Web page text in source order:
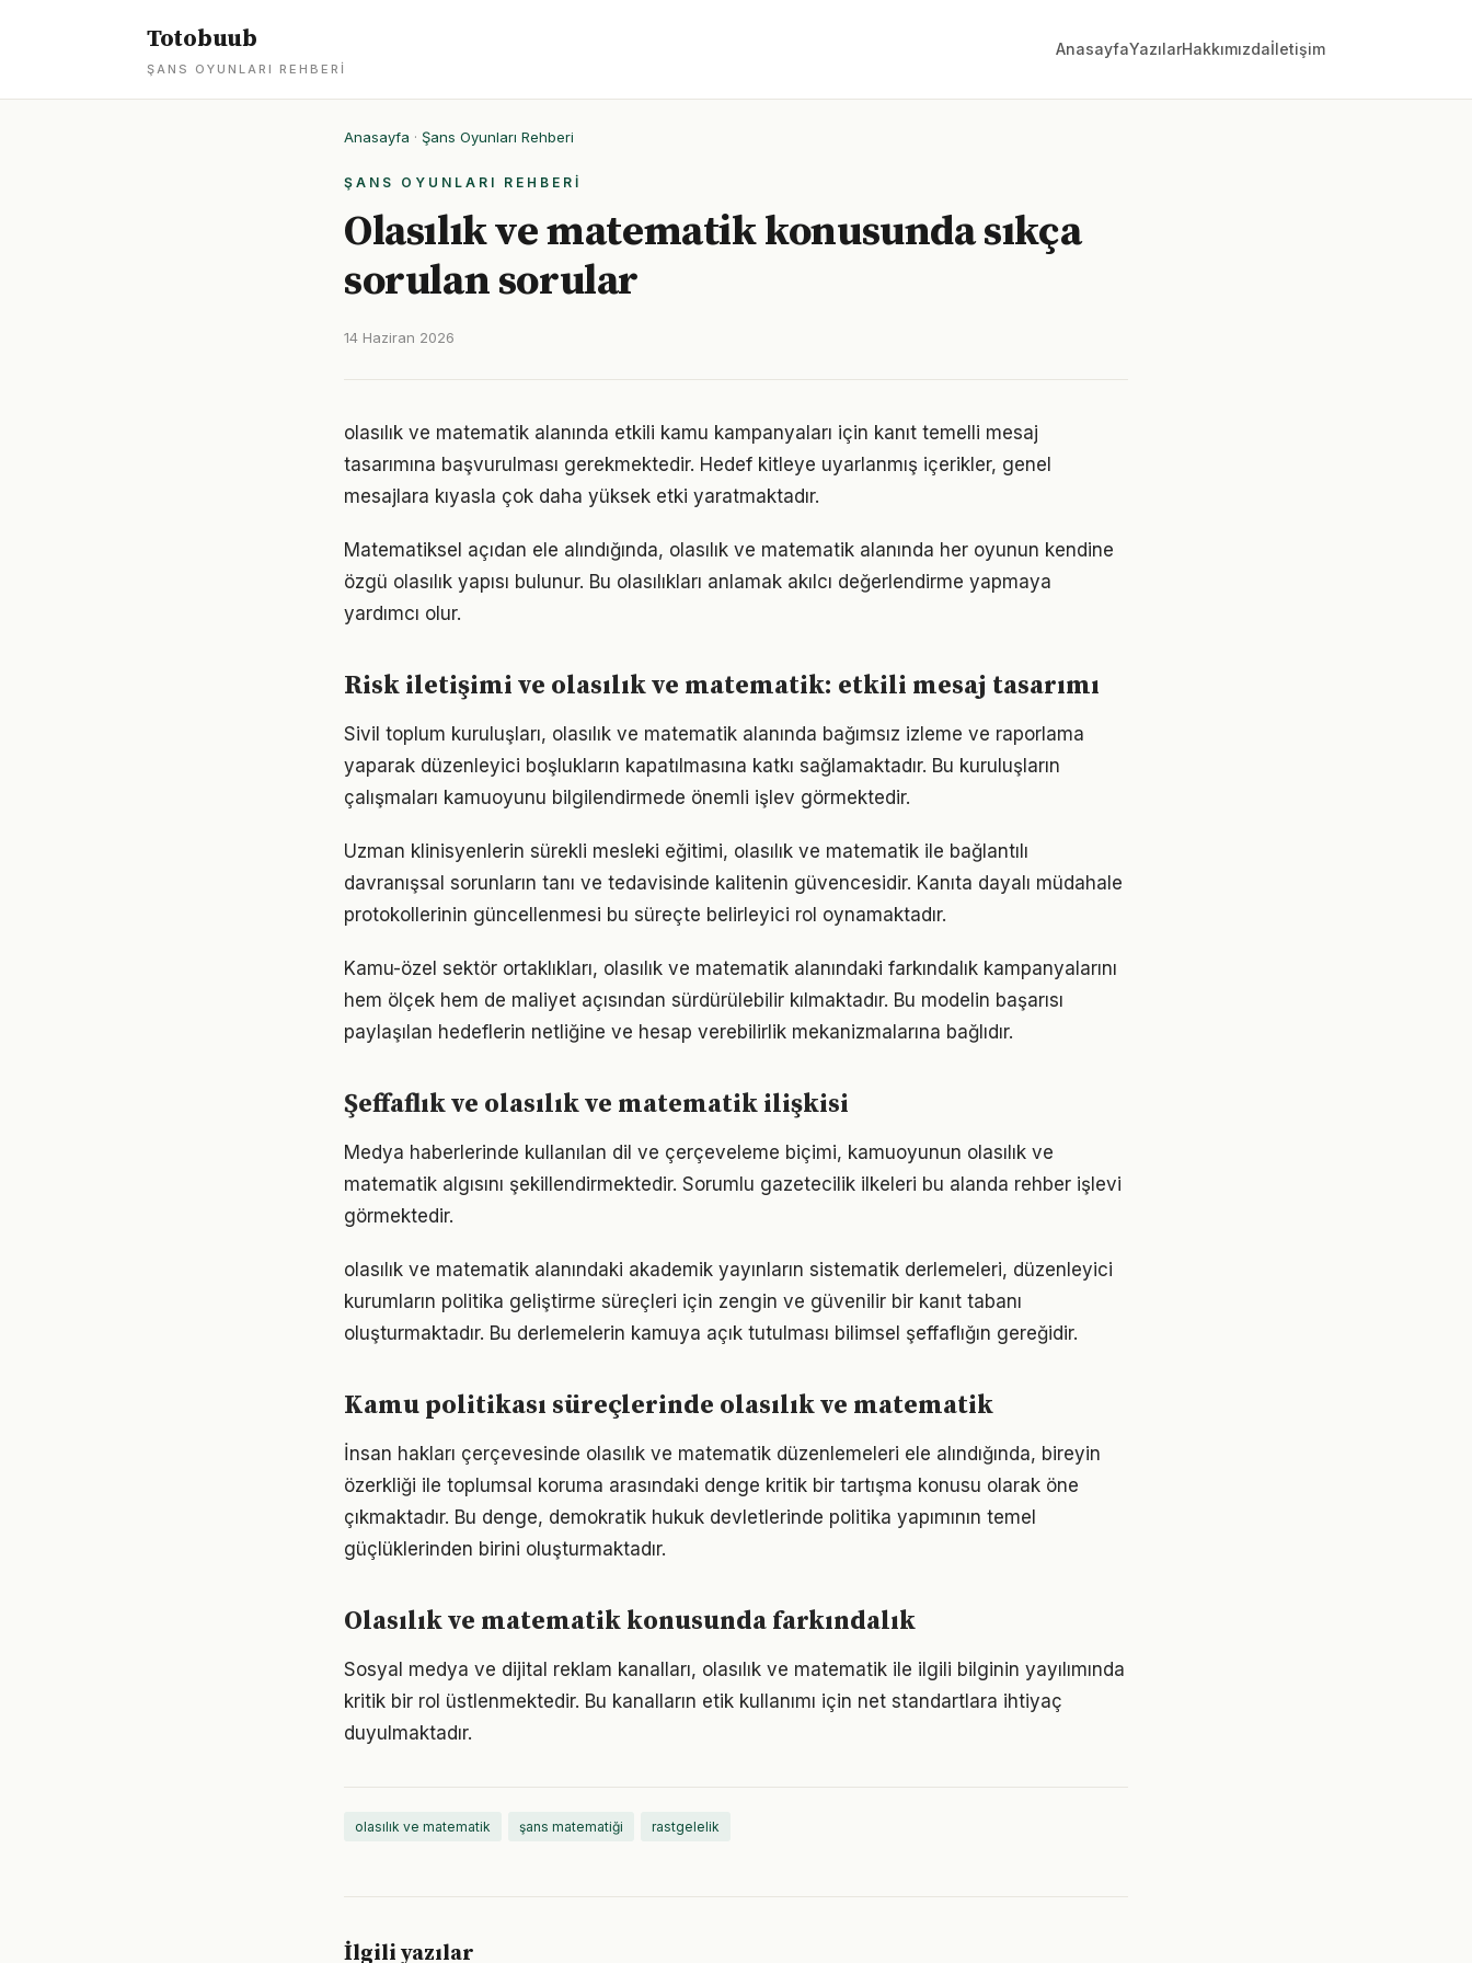
Totobuub
ŞANS OYUNLARI REHBERI
AnasayfaYazılarHakkımızdaİletişim
Anasayfa · Şans Oyunları Rehberi
ŞANS OYUNLARI REHBERI
Olasılık ve matematik konusunda sıkça
sorulan sorular
14 Haziran 2026
olasılık ve matematik alanında etkili kamu kampanyaları için kanıt temelli mesaj
tasarımına başvurulması gerekmektedir. Hedef kitleye uyarlanmış içerikler, genel
mesajlara kıyasla çok daha yüksek etki yaratmaktadır.
Matematiksel açıdan ele alındığında, olasılık ve matematik alanında her oyunun kendine
özgü olasılık yapısı bulunur. Bu olasılıkları anlamak akılcı değerlendirme yapmaya
yardımcı olur.
Risk iletişimi ve olasılık ve matematik: etkili mesaj tasarımı
Sivil toplum kuruluşları, olasılık ve matematik alanında bağımsız izleme ve raporlama
yaparak düzenleyici boşlukların kapatılmasına katkı sağlamaktadır. Bu kuruluşların
çalışmaları kamuoyunu bilgilendirmede önemli işlev görmektedir.
Uzman klinisyenlerin sürekli mesleki eğitimi, olasılık ve matematik ile bağlantılı
davranışsal sorunların tanı ve tedavisinde kalitenin güvencesidir. Kanıta dayalı müdahale
protokollerinin güncellenmesi bu süreçte belirleyici rol oynamaktadır.
Kamu-özel sektör ortaklıkları, olasılık ve matematik alanındaki farkındalık kampanyalarını
hem ölçek hem de maliyet açısından sürdürülebilir kılmaktadır. Bu modelin başarısı
paylaşılan hedeflerin netliğine ve hesap verebilirlik mekanizmalarına bağlıdır.
Şeffaflık ve olasılık ve matematik ilişkisi
Medya haberlerinde kullanılan dil ve çerçeveleme biçimi, kamuoyunun olasılık ve
matematik algısını şekillendirmektedir. Sorumlu gazetecilik ilkeleri bu alanda rehber işlevi
görmektedir.
olasılık ve matematik alanındaki akademik yayınların sistematik derlemeleri, düzenleyici
kurumların politika geliştirme süreçleri için zengin ve güvenilir bir kanıt tabanı
oluşturmaktadır. Bu derlemelerin kamuya açık tutulması bilimsel şeffaflığın gereğidir.
Kamu politikası süreçlerinde olasılık ve matematik
İnsan hakları çerçevesinde olasılık ve matematik düzenlemeleri ele alındığında, bireyin
özerkliği ile toplumsal koruma arasındaki denge kritik bir tartışma konusu olarak öne
çıkmaktadır. Bu denge, demokratik hukuk devletlerinde politika yapımının temel
güçlüklerinden birini oluşturmaktadır.
Olasılık ve matematik konusunda farkındalık
Sosyal medya ve dijital reklam kanalları, olasılık ve matematik ile ilgili bilginin yayılımında
kritik bir rol üstlenmektedir. Bu kanalların etik kullanımı için net standartlara ihtiyaç
duyulmaktadır.
olasılık ve matematik şans matematiği rastgelelik
İlgili yazılar